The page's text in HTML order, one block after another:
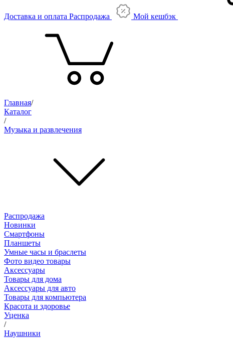
Доставка и оплата Распродажа Мой кешбэк
Главная/
Каталог
/
Музыка и развлечения
Распродажа
Новинки
Смартфоны
Планшеты
Умные часы и браслеты
Фото видео товары
Аксессуары
Товары для дома
Аксессуары для авто
Товары для компьютера
Красота и здоровье
Уценка
/
Наушники